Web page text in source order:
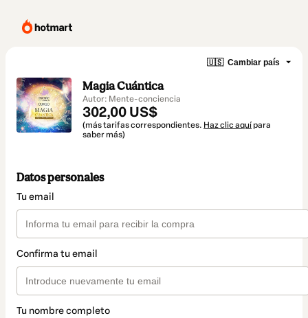
🇺🇸 Cambiar país
Magia Cuántica
Autor: Mente-conciencia
302,00 US$
(más tarifas correspondientes. Haz clic aquí para
saber más)
Datos personales
Tu email
Confirma tu email
Tu nombre completo